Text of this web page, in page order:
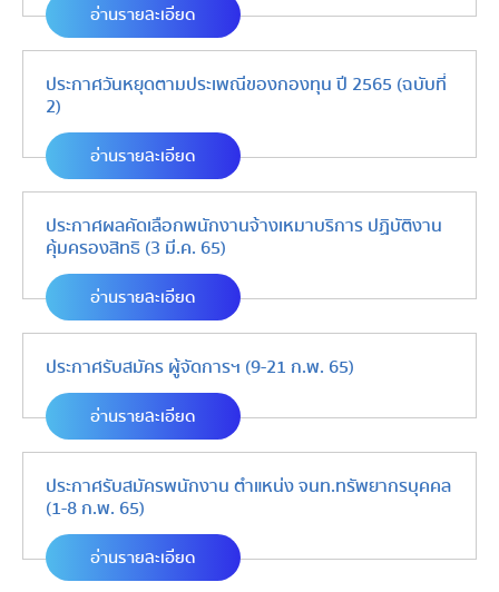
อ่านรายละเอียด
ประกาศวันหยุดตามประเพณีของกองทุน ปี 2565 (ฉบับที่
2)
อ่านรายละเอียด
ประกาศผลคัดเลือกพนักงานจ้างเหมาบริการ ปฏิบัติงาน
คุ้มครองสิทธิ (3 มี.ค. 65)
อ่านรายละเอียด
ประกาศรับสมัคร ผู้จัดการฯ (9-21 ก.พ. 65)
อ่านรายละเอียด
ประกาศรับสมัครพนักงาน ตำแหน่ง จนท.ทรัพยากรบุคคล
(1-8 ก.พ. 65)
อ่านรายละเอียด